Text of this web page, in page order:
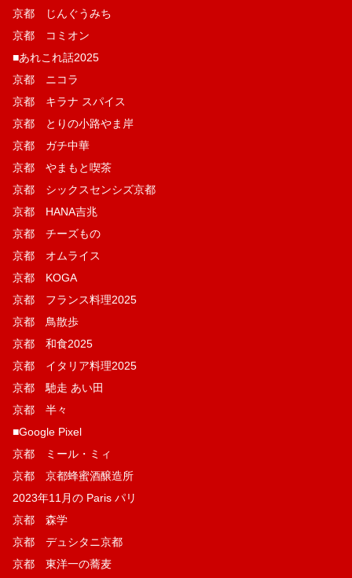
京都 じんぐうみち
京都 コミオン
■あれこれ話2025
京都 ニコラ
京都 キラナ スパイス
京都 とりの小路やま岸
京都 ガチ中華
京都 やまもと喫茶
京都 シックスセンシズ京都
京都 HANA吉兆
京都 チーズもの
京都 オムライス
京都 KOGA
京都 フランス料理2025
京都 鳥散歩
京都 和食2025
京都 イタリア料理2025
京都 馳走 あい田
京都 半々
■Google Pixel
京都 ミール・ミィ
京都 京都蜂蜜酒醸造所
2023年11月の Paris パリ
京都 森学
京都 デュシタニ京都
京都 東洋一の蕎麦